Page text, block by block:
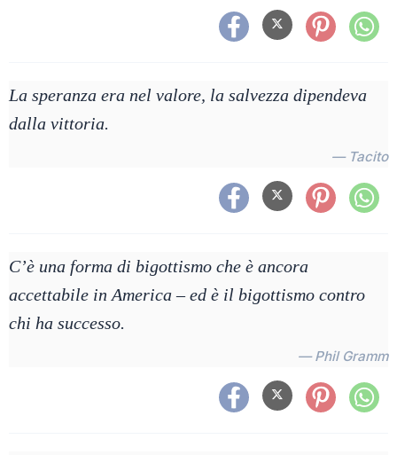
La speranza era nel valore, la salvezza dipendeva
dalla vittoria.
— Tacito
C’è una forma di bigottismo che è ancora
accettabile in America – ed è il bigottismo contro
chi ha successo.
— Phil Gramm